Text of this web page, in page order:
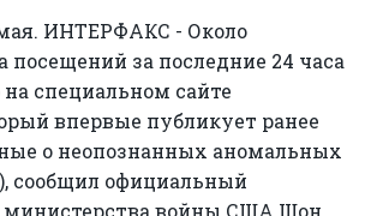
ИНТЕРФАКС - Около
посещений за последние 24 часа
специальном сайте
впервые публикует ранее
о неопознанных аномальных
сообщил официальный
министерства войны США Шон